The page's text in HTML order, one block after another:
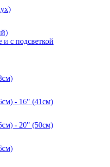
с подсветкой
- 16" (41см)
- 20" (50см)